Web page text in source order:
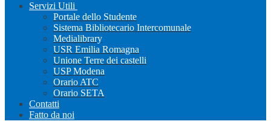
Servizi Utili
Portale dello Studente
Sistema Bibliotecario Intercomunale
Medialibrary
USR Emilia Romagna
Unione Terre dei castelli
USP Modena
Orario ATC
Orario SETA
Contatti
Fatto da noi